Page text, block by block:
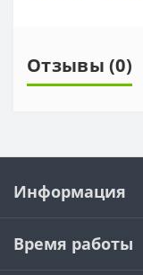
Отзывы (0)
Информация
Время работы